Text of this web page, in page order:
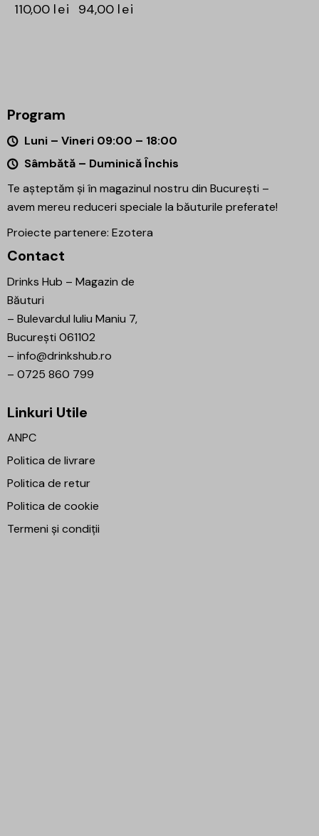
110,00 lei 94,00 lei
Program
Luni – Vineri 09:00 – 18:00
Sâmbătă – Duminică Închis
Te așteptăm și în magazinul nostru din București –
avem mereu reduceri speciale la băuturile preferate!
Proiecte partenere: Ezotera
Contact
Drinks Hub – Magazin de
Băuturi
– Bulevardul Iuliu Maniu 7,
București 061102
– info@drinkshub.ro
– 0725 860 799
Linkuri Utile
ANPC
Politica de livrare
Politica de retur
Politica de cookie
Termeni și condiții